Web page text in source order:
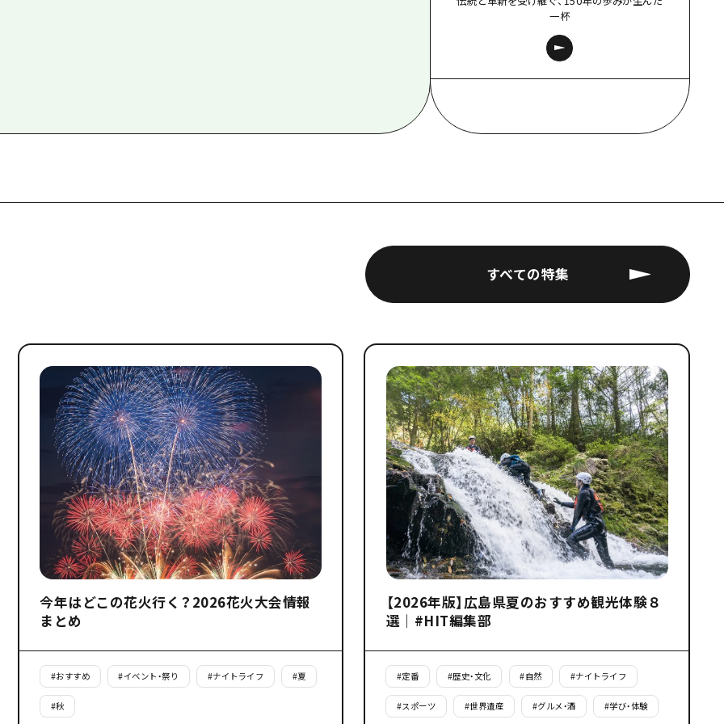
一杯
すべての特集
今年はどこの花火行く？2026花火大会情報
まとめ
#おすすめ #イベント・祭り #ナイトライフ #夏
#秋
【2026年版】広島県夏のおすすめ観光体験８
選｜#HIT編集部
#定番 #歴史・文化 #自然 #ナイトライフ
#スポーツ #世界遺産 #グルメ・酒 #学び・体験